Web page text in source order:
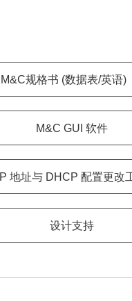
M&C规格书 (数据表/英语)
M&C GUI 软件
IP 地址与 DHCP 配置更改
设计支持